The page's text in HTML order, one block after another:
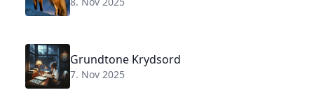
Grundtone Krydsord
7. Nov 2025